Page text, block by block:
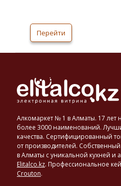
Перейти
Алкомаркет № 1 в Алматы. 17 лет
более 3000 наименований.
качества. Сертифицированный
от производителей.
в Алматы с уникальной кухней и
Elitalco.kz. Профессиональное
Crouton.